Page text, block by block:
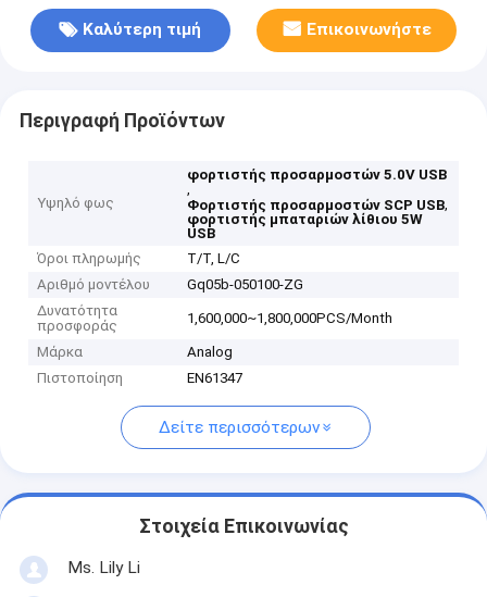
Καλύτερη τιμή Επικοινωνήστε
Περιγραφή Προϊόντων
Υψηλό φως
φορτιστής προσαρμοστών 5.0V USB
,
Φορτιστής προσαρμοστών SCP USB,
φορτιστής μπαταριών λίθιου 5W
USB
Όροι πληρωμής
T/T, L/C
Αριθμό μοντέλου
Gq05b-050100-ZG
Δυνατότητα
προσφοράς
1,600,000~1,800,000PCS/Month
Μάρκα
Analog
Πιστοποίηση
EN61347
Δείτε περισσότερων
Στοιχεία Επικοινωνίας
Ms. Lily Li